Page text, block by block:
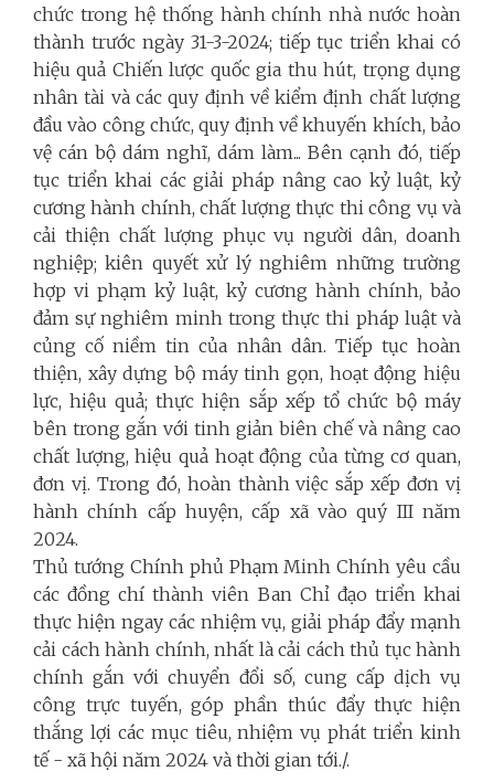
chức trong hệ thống hành chính nhà nước hoàn
thành trước ngày 31-3-2024; tiếp tục triển khai có
hiệu quả Chiến lược quốc gia thu hút, trọng dụng
nhân tài và các quy định về kiểm định chất lượng
đầu vào công chức, quy định về khuyến khích, bảo
vệ cán bộ dám nghĩ, dám làm... Bên cạnh đó, tiếp
tục triển khai các giải pháp nâng cao kỷ luật, kỷ
cương hành chính, chất lượng thực thi công vụ và
cải thiện chất lượng phục vụ người dân, doanh
nghiệp; kiên quyết xử lý nghiêm những trường
hợp vi phạm kỷ luật, kỷ cương hành chính, bảo
đảm sự nghiêm minh trong thực thi pháp luật và
củng cố niềm tin của nhân dân. Tiếp tục hoàn
thiện, xây dựng bộ máy tinh gọn, hoạt động hiệu
lực, hiệu quả; thực hiện sắp xếp tổ chức bộ máy
bên trong gắn với tinh giản biên chế và nâng cao
chất lượng, hiệu quả hoạt động của từng cơ quan,
đơn vị. Trong đó, hoàn thành việc sắp xếp đơn vị
hành chính cấp huyện, cấp xã vào quý III năm
2024.
Thủ tướng Chính phủ Phạm Minh Chính yêu cầu
các đồng chí thành viên Ban Chỉ đạo triển khai
thực hiện ngay các nhiệm vụ, giải pháp đẩy mạnh
cải cách hành chính, nhất là cải cách thủ tục hành
chính gắn với chuyển đổi số, cung cấp dịch vụ
công trực tuyến, góp phần thúc đẩy thực hiện
thắng lợi các mục tiêu, nhiệm vụ phát triển kinh
tế - xã hội năm 2024 và thời gian tới./.